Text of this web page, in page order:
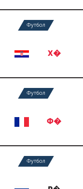
Футбол
Х�
Футбол
Ф�
Футбол